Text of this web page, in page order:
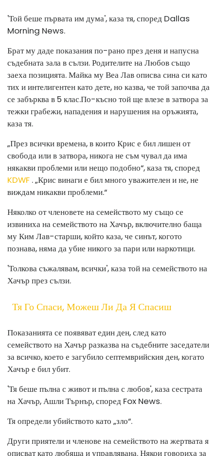
'Той беше първата им дума', каза тя, според Dallas
Morning News.
Брат му даде показания по-рано през деня и напусна
съдебната зала в сълзи. Родителите на Любов също
заеха позицията. Майка му Веа Лав описва сина си като
тих и интелигентен като дете, но казва, че той започва да
се забърква в 5 клас.По-късно той ще влезе в затвора за
тежки грабежи, нападения и нарушения на оръжията,
каза тя.
„През всички времена, в които Крис е бил лишен от
свобода или в затвора, никога не съм чувал да има
някакви проблеми или нещо подобно“, каза тя, според
KDWF . „Крис винаги е бил много уважителен и не, не
виждам никакви проблеми.“
Няколко от членовете на семейството му също се
извиниха на семейството на Хачър, включително баща
му Ким Лав-старши, който каза, че синът, когото
познава, няма да убие никого за пари или наркотици.
'Толкова съжалявам, всички', каза той на семейството на
Хачър през сълзи.
Тя Го Спаси, Можеш Ли Да Я Спасиш
Показанията се появяват един ден, след като
семейството на Хачър разказва на съдебните заседатели
за всичко, което е загубило септемврийския ден, когато
Хачър е бил убит.
'Тя беше пълна с живот и пълна с любов', каза сестрата
на Хачър, Ашли Търнър, според Fox News.
Тя определи убийството като „зло“.
Други приятели и членове на семейството на жертвата я
описват като любяща и управлявана. Някои говориха за